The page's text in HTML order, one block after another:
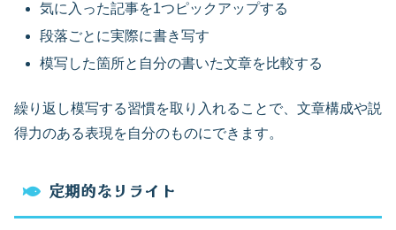
気に入った記事を1つピックアップする
段落ごとに実際に書き写す
模写した箇所と自分の書いた文章を比較する
繰り返し模写する習慣を取り入れることで、文章構成や説
得力のある表現を自分のものにできます。
定期的なリライト